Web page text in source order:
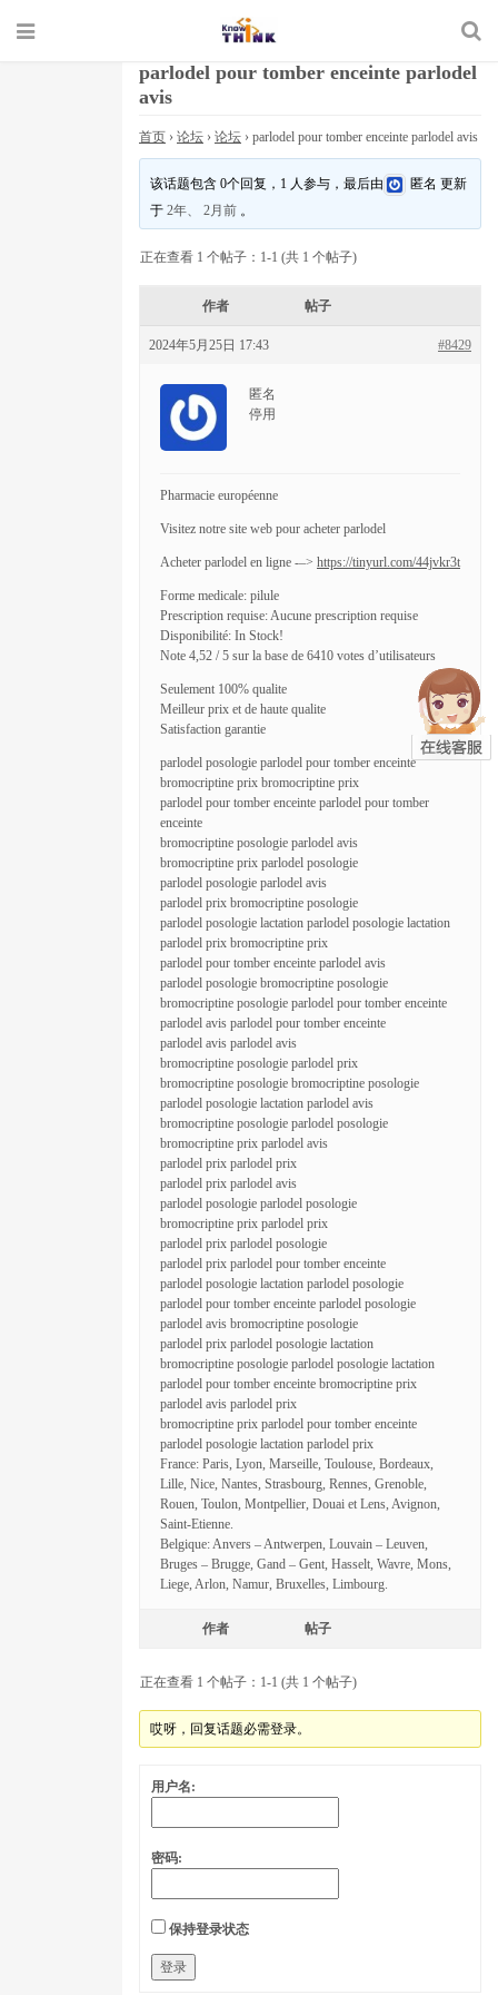
parlodel pour tomber enceinte parlodel
avis
首页 › 论坛 › 论坛 › parlodel pour tomber enceinte parlodel avis
该话题包含 0个回复，1 人参与，最后由 匿名 更新
于2年、 2月前 。
正在查看 1 个帖子：1-1 (共 1 个帖子)
作者 帖子
2024年5月25日 17:43 #8429
匿名
停用
Pharmacie européenne
Visitez notre site web pour acheter parlodel
Acheter parlodel en ligne -–> https://tinyurl.com/44jvkr3t
Forme medicale: pilule
Prescription requise: Aucune prescription requise
Disponibilité: In Stock!
Note 4,52 / 5 sur la base de 6410 votes d’utilisateurs
Seulement 100% qualite
Meilleur prix et de haute qualite
Satisfaction garantie
parlodel posologie parlodel pour tomber enceinte
bromocriptine prix bromocriptine prix
parlodel pour tomber enceinte parlodel pour tomber
enceinte
bromocriptine posologie parlodel avis
bromocriptine prix parlodel posologie
parlodel posologie parlodel avis
parlodel prix bromocriptine posologie
parlodel posologie lactation parlodel posologie lactation
parlodel prix bromocriptine prix
parlodel pour tomber enceinte parlodel avis
parlodel posologie bromocriptine posologie
bromocriptine posologie parlodel pour tomber enceinte
parlodel avis parlodel pour tomber enceinte
parlodel avis parlodel avis
bromocriptine posologie parlodel prix
bromocriptine posologie bromocriptine posologie
parlodel posologie lactation parlodel avis
bromocriptine posologie parlodel posologie
bromocriptine prix parlodel avis
parlodel prix parlodel prix
parlodel prix parlodel avis
parlodel posologie parlodel posologie
bromocriptine prix parlodel prix
parlodel prix parlodel posologie
parlodel prix parlodel pour tomber enceinte
parlodel posologie lactation parlodel posologie
parlodel pour tomber enceinte parlodel posologie
parlodel avis bromocriptine posologie
parlodel prix parlodel posologie lactation
bromocriptine posologie parlodel posologie lactation
parlodel pour tomber enceinte bromocriptine prix
parlodel avis parlodel prix
bromocriptine prix parlodel pour tomber enceinte
parlodel posologie lactation parlodel prix
France: Paris, Lyon, Marseille, Toulouse, Bordeaux,
Lille, Nice, Nantes, Strasbourg, Rennes, Grenoble,
Rouen, Toulon, Montpellier, Douai et Lens, Avignon,
Saint-Etienne.
Belgique: Anvers – Antwerpen, Louvain – Leuven,
Bruges – Brugge, Gand – Gent, Hasselt, Wavre, Mons,
Liege, Arlon, Namur, Bruxelles, Limbourg.
作者 帖子
正在查看 1 个帖子：1-1 (共 1 个帖子)
哎呀，回复话题必需登录。
用户名:
密码:
保持登录状态
登录